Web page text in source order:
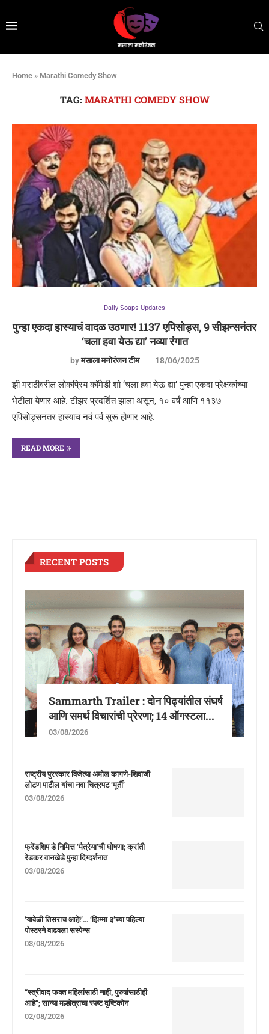
Home » Marathi Comedy Show
TAG: MARATHI COMEDY SHOW
Daily Soaps Updates
पुन्हा एकदा हास्याचं वादळ उठणार! 1137 एपिसोड्स, 9 सीझन्सनंतर
‘चला हवा येऊ द्या’ नव्या रंगात
byमसाला मनोरंजन टीम 18/06/2025
झी मराठीवरील लोकप्रिय कॉमेडी शो ‘चला हवा येऊ द्या’ पुन्हा एकदा प्रेक्षकांच्या
भेटीला येणार आहे. टीझर प्रदर्शित झाला असून, १० वर्षं आणि ११३७
एपिसोड्सनंतर हास्याचं नवं पर्व सुरू होणार आहे.
READ MORE
RECENT POSTS
Sammarth Trailer : दोन पिढ्यांतील संघर्ष
आणि समर्थ विचारांची प्रेरणा; 14 ऑगस्टला...
03/08/2026
राष्ट्रीय पुरस्कार विजेत्या अमोल कागणे-शिवाजी
लोटण पाटील यांचा नवा चित्रपट ‘मूर्ती’
03/08/2026
फ्रेंडशिप डे निमित्त ‘मैत्रेया’ची घोषणा; क्रांती
रेडकर वानखेडे पुन्हा दिग्दर्शनात
03/08/2026
‘यावेळी तिसराच आहे!’… ‘झिम्मा ३’च्या पहिल्या
पोस्टरने वाढवला सस्पेन्स
03/08/2026
“स्त्रीवाद फक्त महिलांसाठी नाही, पुरुषांसाठीही
आहे”; सान्या मल्होत्राचा स्पष्ट दृष्टिकोन
02/08/2026